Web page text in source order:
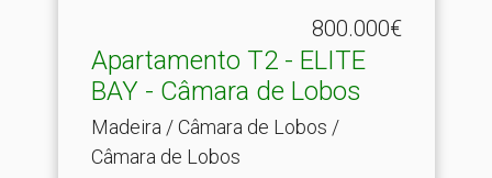
800.000€
Apartamento T2 - ELITE
BAY - Câmara de Lobos
Madeira / Câmara de Lobos /
Câmara de Lobos